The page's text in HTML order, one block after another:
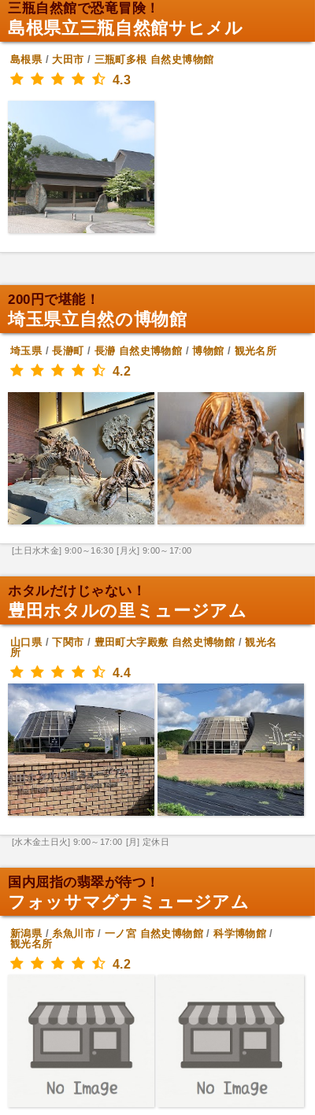
三瓶自然館で恐竜冒険！
島根県立三瓶自然館サヒメル
島根県/大田市 / 三瓶町多根 自然史博物館
4.3
200円で堪能！
埼玉県立自然の博物館
埼玉県/長瀞町/ 長瀞 自然史博物館 /博物館 / 観光名所
4.2
[土日水木金] 9:00～16:30 [月火] 9:00～17:00
ホタルだけじゃない！
豊田ホタルの里ミュージアム
山口県/下関市 / 豊田町大字殿敷 自然史博物館 /観光名
所
4.4
[水木金土日火] 9:00～17:00 [月] 定休日
国内屈指の翡翠が待つ！
フォッサマグナミュージアム
新潟県/糸魚川市/一ノ宮 自然史博物館/科学博物館 /
観光名所
4.2